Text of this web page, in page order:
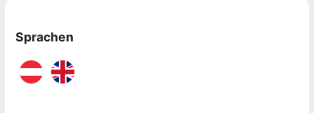
Sprachen